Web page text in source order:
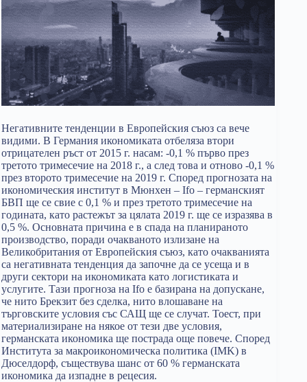
Негативните тенденции в Европейския съюз са вече
видими. В Германия икономиката отбеляза втори
отрицателен ръст от 2015 г. насам: -0,1 % първо през
третото тримесечие на 2018 г., а след това и отново -0,1 %
през второто тримесечие на 2019 г. Според прогнозата на
икономическия институт в Мюнхен – Ifo – германският
БВП ще се свие с 0,1 % и през третото тримесечие на
годината, като растежът за цялата 2019 г. ще се изразява в
0,5 %. Основната причина е в спада на планираното
производство, поради очакваното излизане на
Великобритания от Европейския съюз, като очакванията
са негативната тенденция да започне да се усеща и в
други сектори на икономиката като логистиката и
услугите. Тази прогноза на Ifo е базирана на допускане,
че нито Брекзит без сделка, нито влошаване на
търговските условия със САЩ ще се случат. Тоест, при
материализиране на някое от тези две условия,
германската икономика ще пострада още повече. Според
Института за макроикономическа политика (IMK) в
Дюселдорф, съществува шанс от 60 % германската
икономика да изпадне в рецесия.